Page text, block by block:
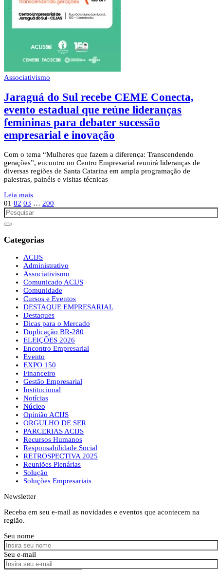
Associativismo
Jaraguá do Sul recebe CEME Conecta,
evento estadual que reúne lideranças
femininas para debater sucessão
empresarial e inovação
Com o tema “Mulheres que fazem a diferença: Transcendendo
gerações”, encontro no Centro Empresarial reunirá lideranças de
diversas regiões de Santa Catarina em ampla programação de
palestras, painéis e visitas técnicas
Leia mais
01 02 03 … 200
Categorias
ACIJS
Administrativo
Associativismo
Comunicado ACIJS
Comunidade
Cursos e Eventos
DESTAQUE EMPRESARIAL
Destaques
Dicas para o Mercado
Duplicação BR-280
ELEIÇÕES 2026
Encontro Empresarial
Evento
EXPO 150
Financeiro
Gestão Empresarial
Institucional
Notícias
Núcleo
Opinião ACIJS
ORGULHO DE SER
PARCERIAS ACIJS
Recursos Humanos
Responsabilidade Social
RETROSPECTIVA 2025
Reuniões Plenárias
Solução
Soluções Empresariais
Newsletter
Receba em seu e-mail as novidades e eventos que acontecem na
região.
Seu nome
Seu e-mail